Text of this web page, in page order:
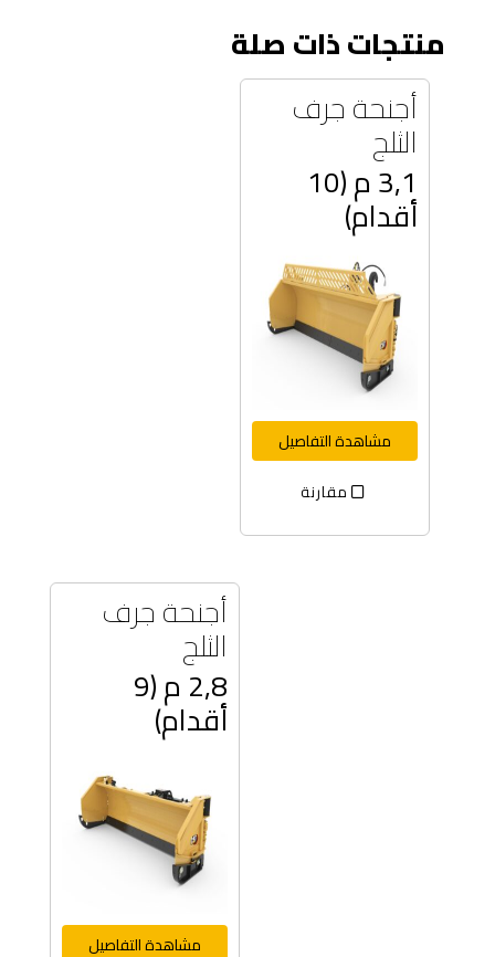
منتجات ذات صلة
أجنحة جرف
الثلج
3,1 م (10
أقدام)
مشاهدة التفاصيل
مقارنة
أجنحة جرف
الثلج
2,8 م (9
أقدام)
مشاهدة التفاصيل